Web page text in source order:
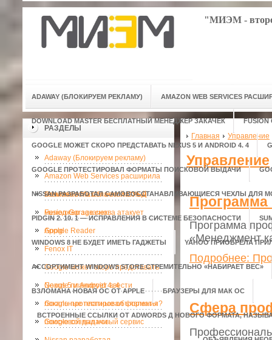
"МИЭМ -
ADAWAY (БЛОКИРУЕМ РЕКЛАМУ) AMAZON WEB SERVICES
DOWNLOAD MASTER БЕСПЛАТНЫЙ МЕНЕДЖЕР ЗАКАЧЕК
GOOGLE МОЖЕТ СКОРО ПРЕДСТАВАТЬ NEXUS 5 И ANDROID 4. 4
GOOGLE ПРОТЕСТИРОВАЛ ФОРМАТЫ ПОИСКОВОЙ ВЫДАЧИ
NISSAN РАЗРАБОТАЛ САМОВОССТАНАВЛИВАЮЩИЕСЯ ЧЕХЛЫ ДЛЯ
PIDGIN 2. 10. 1 — ИСПРАВЛЕНИЯ В СИСТЕМЕ БЕЗОПАСНОСТИ
WINDOWS 8 НЕ БУДЕТ ИМЕТЬ ГАДЖЕТЫ YAHOO ПРИОБРЕЛА
АССОРТИМЕНТ WINDOWS STORE СТРЕМИТЕЛЬНО «НАБИРАЕТ ВЕС»
ВЗЛОМАНА НОВАЯ ОС ОТ APPLE БРАУЗЕРЫ ДЛЯ МАК ОС
ВСТРОЕННЫЕ ССЫЛКИ ОТ ADWORDS Д НОВОГО ФОРМАТА,
РАЗДЕЛЫ
Adaway (Блокируем рекламу)
Amazon Web Services расширила
возможности облачной СУБД
Download Master бесплатный
менеджер закачек
Fusion Garage снова атакует
Apple
Google Reader
Fenox IT
Google может скоро представать
Nexus 5 и Android 4. 4
Google планирует ввести
локальные платные объявления?
Google протестировал форматы
поисковой выдачи
Google создал новый сервис
Главная Управление
Управление
Программа
Программа
«Менеджмент
Подробнее:
Сфера